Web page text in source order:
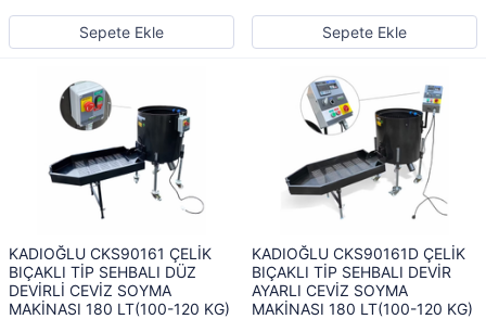
Sepete Ekle Sepete Ekle
KADIOĞLU CKS90161 ÇELİK
BIÇAKLI TİP SEHBALI DÜZ
DEVİRLİ CEVİZ SOYMA
MAKİNASI 180 LT(100-120 KG)
KADIOĞLU CKS90161D ÇELİK
BIÇAKLI TİP SEHBALI DEVİR
AYARLI CEVİZ SOYMA
MAKİNASI 180 LT(100-120 KG)